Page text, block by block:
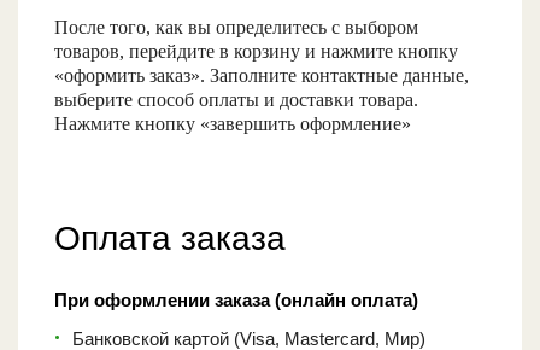
Видеонаблюдение
и сигнализации
GSM
После того, как вы определитесь с выбором
товаров, перейдите в корзину и нажмите кнопку
«оформить заказ». Заполните контактные данные,
выберите способ оплаты и доставки товара.
Нажмите кнопку «завершить оформление»
Оплата заказа
При оформлении заказа (онлайн оплата)
Банковской картой (Visa, Mastercard, Мир)